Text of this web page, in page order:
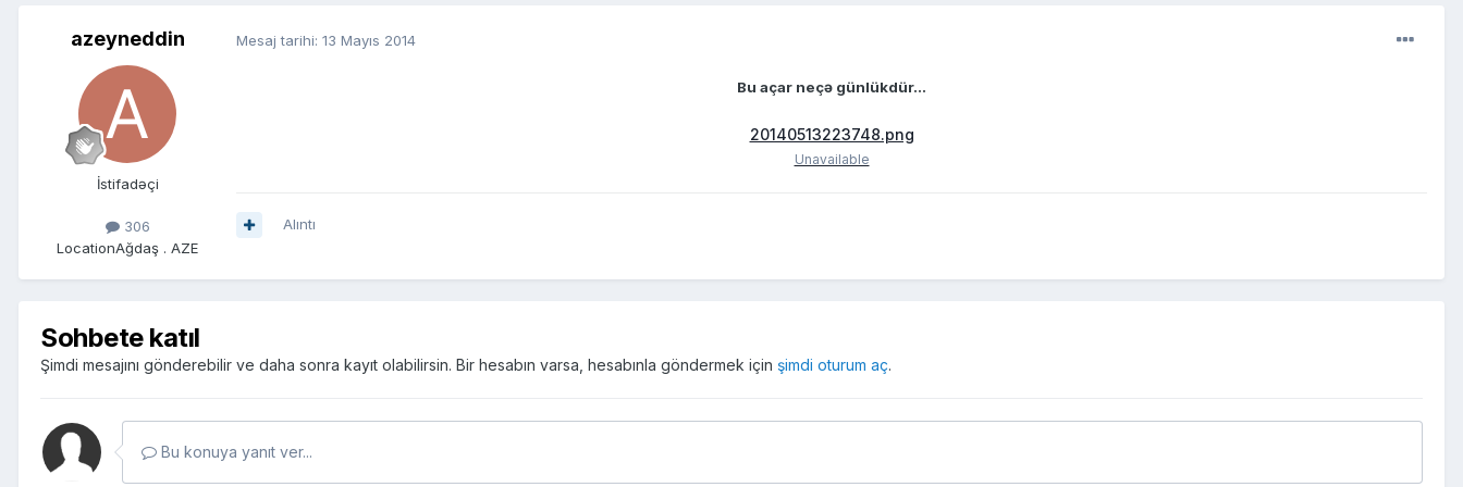
azeyneddin
İstifadəçi
306
LocationAğdaş . AZE
Mesaj tarihi: 13 Mayıs 2014
Bu açar neçə günlükdür...
20140513223748.png
Unavailable
Alıntı
Sohbete katıl
Şimdi mesajını gönderebilir ve daha sonra kayıt olabilirsin. Bir hesabın varsa, hesabınla göndermek için şimdi oturum aç.
Bu konuya yanıt ver...